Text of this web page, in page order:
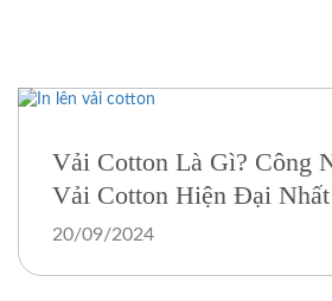
Vải Cotton Là Gì? Công
Vải Cotton Hiện Đại Nhất
20/09/2024